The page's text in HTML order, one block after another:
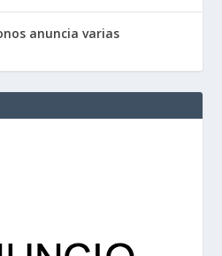
anuncia varias